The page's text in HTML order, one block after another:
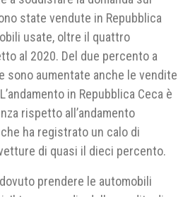
state vendute in Repubblica
usate, oltre il quattro
al 2020. Del due percento a
sono aumentate anche le vendite
in Repubblica Ceca è
rispetto all’andamento
che ha registrato un calo di
di quasi il dieci percento.
prendere le automobili